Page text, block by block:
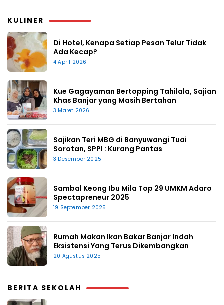
KULINER
Di Hotel, Kenapa Setiap Pesan Telur Tidak
Ada Kecap?
4 April 2026
Kue Gagayaman Bertopping Tahilala, Sajian
Khas Banjar yang Masih Bertahan
3 Maret 2026
Sajikan Teri MBG di Banyuwangi Tuai
Sorotan, SPPI : Kurang Pantas
3 Desember 2025
Sambal Keong Ibu Mila Top 29 UMKM Adaro
Spectapreneur 2025
19 September 2025
Rumah Makan Ikan Bakar Banjar Indah
Eksistensi Yang Terus Dikembangkan
20 Agustus 2025
BERITA SEKOLAH